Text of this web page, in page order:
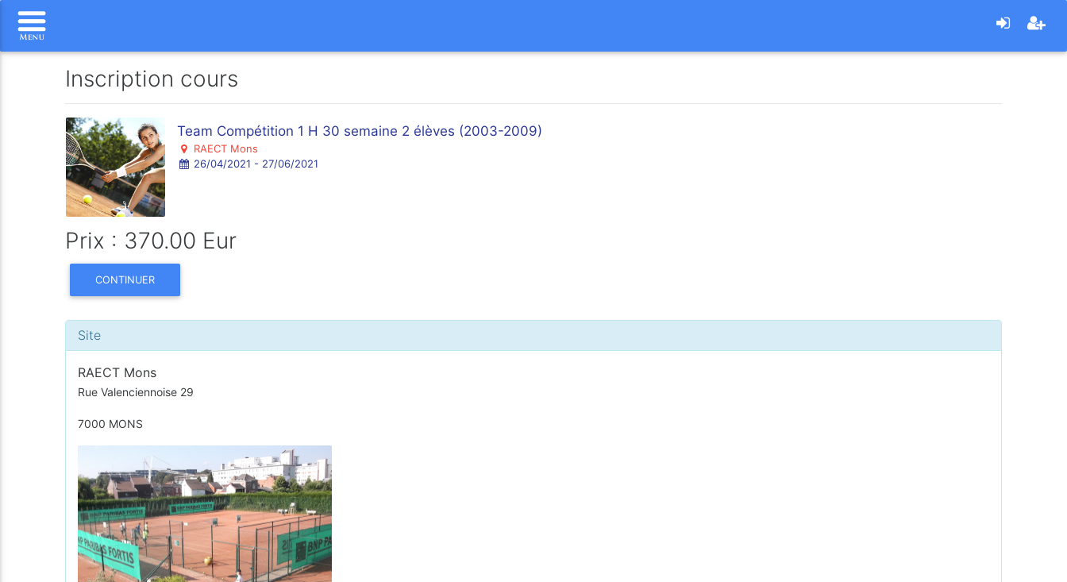
Inscription cours
Team Compétition 1 H 30 semaine 2 élèves (2003-2009)
RAECT Mons
26/04/2021 - 27/06/2021
Prix : 370.00 Eur
CONTINUER
Site
RAECT Mons
Rue Valenciennoise 29
7000 MONS